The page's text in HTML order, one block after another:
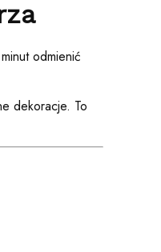
odmienić
dekoracje. To